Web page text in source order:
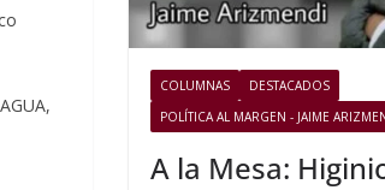
COLUMNAS
DESTACADOS
POLÍTICA AL MARGEN - JAIME
A la Mesa: